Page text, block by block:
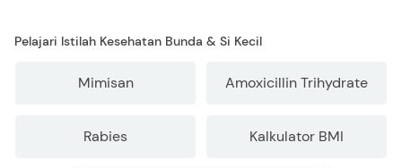
Pelajari Istilah Kesehatan Bunda & Si Kecil
Mimisan Amoxicillin Trihydrate
Rabies Kalkulator BMI